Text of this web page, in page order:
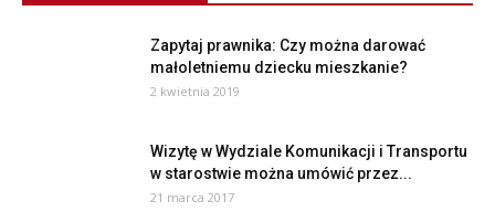
Zapytaj prawnika: Czy można darować
małoletniemu dziecku mieszkanie?
2 kwietnia 2019
Wizytę w Wydziale Komunikacji i Transportu
w starostwie można umówić przez...
21 marca 2017